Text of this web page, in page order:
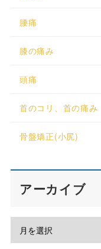
腰痛
膝の痛み
頭痛
首のコリ、首の痛み
骨盤矯正(小尻)
アーカイブ